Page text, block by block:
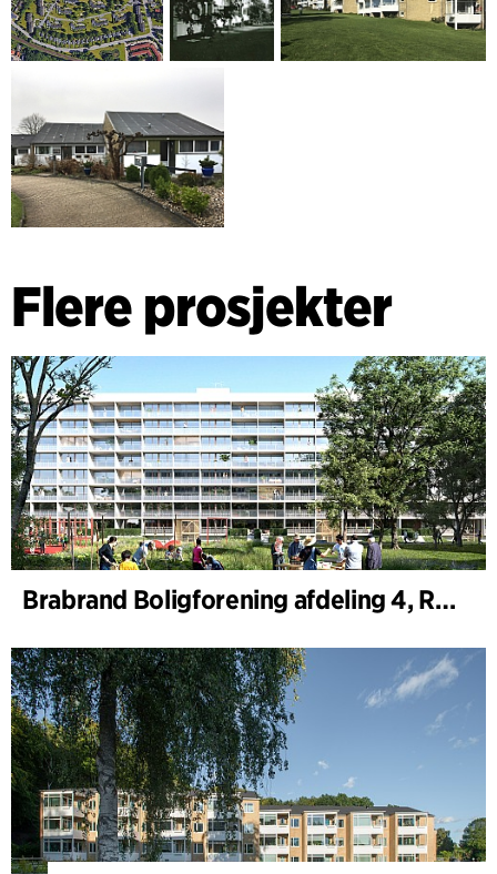
Flere prosjekter
Brabrand Boligforening afdeling 4, Renovering